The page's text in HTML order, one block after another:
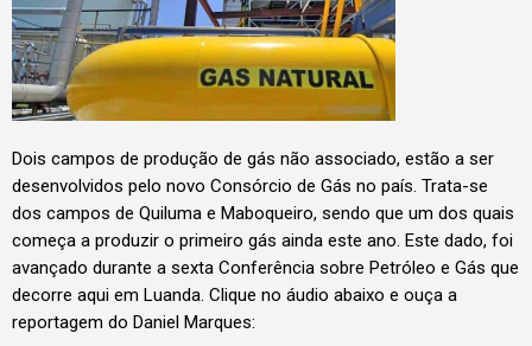
Dois campos de produção de gás não associado, estão a ser
desenvolvidos pelo novo Consórcio de Gás no país. Trata-se
dos campos de Quiluma e Maboqueiro, sendo que um dos quais
começa a produzir o primeiro gás ainda este ano. Este dado, foi
avançado durante a sexta Conferência sobre Petróleo e Gás que
decorre aqui em Luanda. Clique no áudio abaixo e ouça a
reportagem do Daniel Marques: